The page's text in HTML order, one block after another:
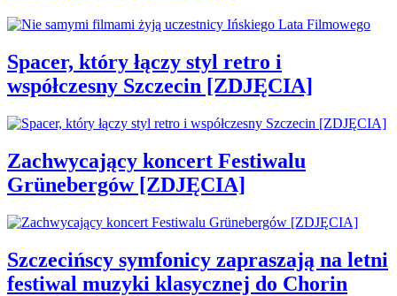
Spacer, który łączy styl retro i
współczesny Szczecin [ZDJĘCIA]
Zachwycający koncert Festiwalu
Grünebergów [ZDJĘCIA]
Szczecińscy symfonicy zapraszają na letni
festiwal muzyki klasycznej do Chorin